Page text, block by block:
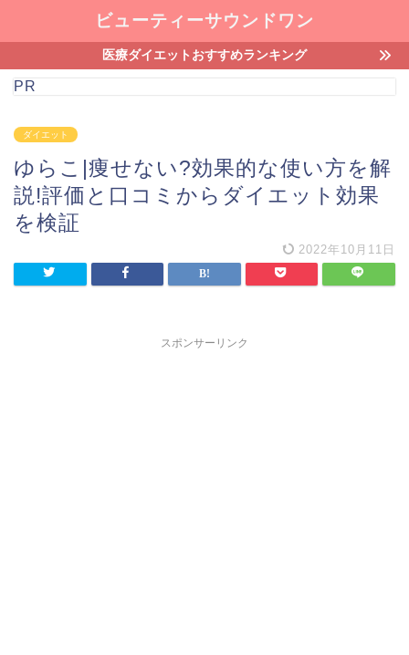
ビューティーサウンドワン
医療ダイエットおすすめランキング
PR
ダイエット
ゆらこ|痩せない?効果的な使い方を解
説!評価と口コミからダイエット効果
を検証
2022年10月11日
スポンサーリンク